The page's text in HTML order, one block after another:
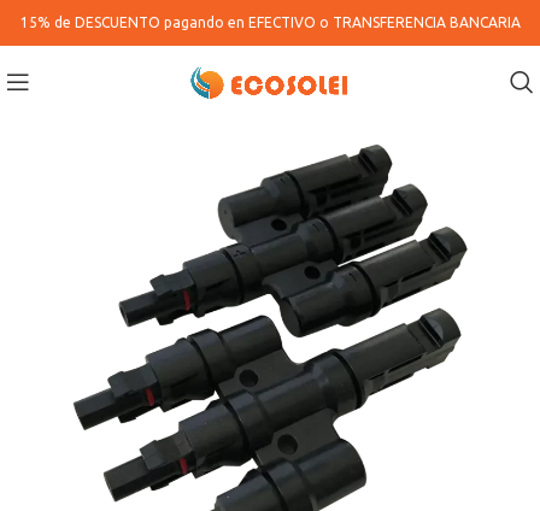
15% de DESCUENTO pagando en EFECTIVO o TRANSFERENCIA BANCARIA